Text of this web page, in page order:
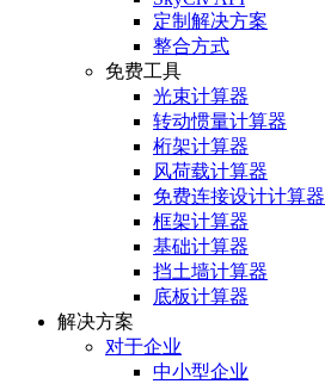
定制解决方案
整合方式
免费工具
光束计算器
转动惯量计算器
桁架计算器
风荷载计算器
免费连接设计计算器
框架计算器
基础计算器
挡土墙计算器
底板计算器
解决方案
对于企业
中小型企业